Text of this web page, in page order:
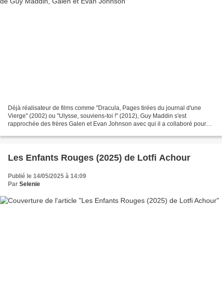
Déjà réalisateur de films comme "Dracula, Pages tirées du journal d'une
Vierge" (2002) ou "Ulysse, souviens-toi !" (2012), Guy Maddin s'est
rapprochée des frères Galen et Evan Johnson avec qui il a collaboré pour
Les Enfants Rouges (2025) de Lotfi Achour
Publié le 14/05/2025 à 14:09
Par Selenie